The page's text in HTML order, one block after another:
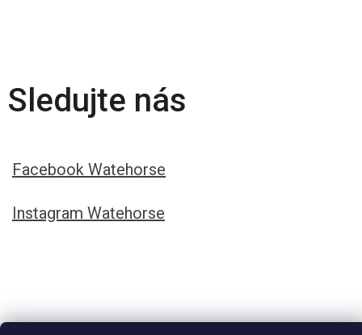
Sledujte nás
Facebook Watehorse
Instagram Watehorse